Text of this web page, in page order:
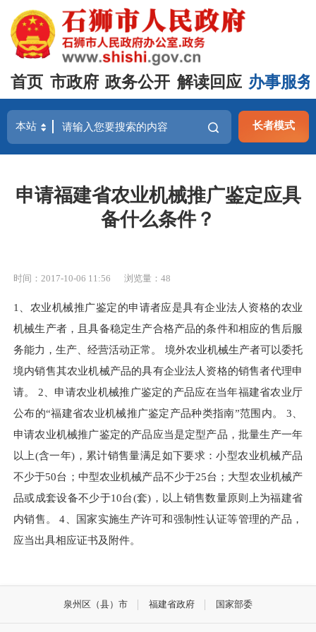
首页 市政府 政务公开 解读回应 办事服务
长者模式
申请福建省农业机械推广鉴定应具
备什么条件？
时间：2017-10-06 11:56 浏览量： 48
1、农业机械推广鉴定的申请者应是具有企业法人资格的农业
机械生产者，且具备稳定生产合格产品的条件和相应的售后服
务能力，生产、经营活动正常。 境外农业机械生产者可以委托
境内销售其农业机械产品的具有企业法人资格的销售者代理申
请。 2、申请农业机械推广鉴定的产品应在当年福建省农业厅
公布的“福建省农业机械推广鉴定产品种类指南”范围内。 3、
申请农业机械推广鉴定的产品应当是定型产品，批量生产一年
以上(含一年)，累计销售量满足如下要求：小型农业机械产品
不少于50台；中型农业机械产品不少于25台；大型农业机械产
品或成套设备不少于10台(套)，以上销售数量原则上为福建省
内销售。 4、国家实施生产许可和强制性认证等管理的产品，
应当出具相应证书及附件。
泉州区（县）市 福建省政府 国家部委